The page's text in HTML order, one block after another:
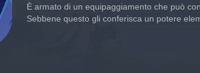
È armato di un equipaggiamento che può
Sebbene questo gli conferisca un potere